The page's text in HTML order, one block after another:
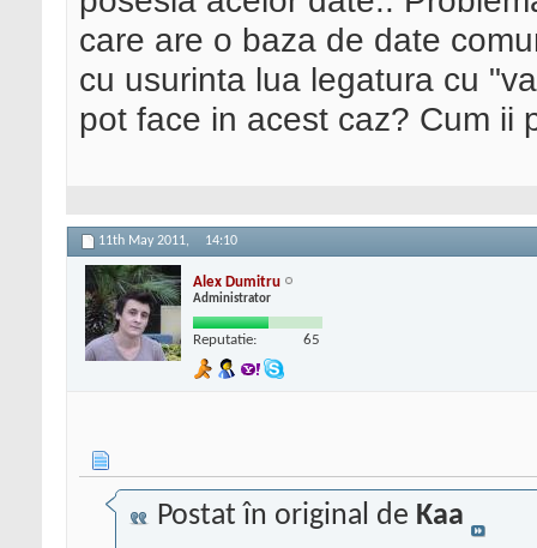
care are o baza de date
cu usurinta lua legatura cu
pot face in acest caz? Cum ii
11th May 2011, 14:10
Alex Dumitru
Administrator
Reputatie: 65
Postat în original de Kaa